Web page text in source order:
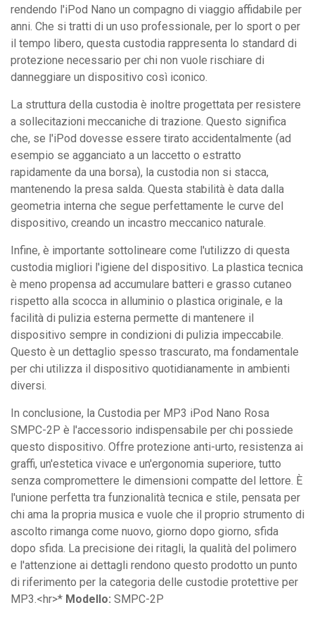
rendendo l'iPod Nano un compagno di viaggio affidabile per
anni. Che si tratti di un uso professionale, per lo sport o per
il tempo libero, questa custodia rappresenta lo standard di
protezione necessario per chi non vuole rischiare di
danneggiare un dispositivo così iconico.
La struttura della custodia è inoltre progettata per resistere
a sollecitazioni meccaniche di trazione. Questo significa
che, se l'iPod dovesse essere tirato accidentalmente (ad
esempio se agganciato a un laccetto o estratto
rapidamente da una borsa), la custodia non si stacca,
mantenendo la presa salda. Questa stabilità è data dalla
geometria interna che segue perfettamente le curve del
dispositivo, creando un incastro meccanico naturale.
Infine, è importante sottolineare come l'utilizzo di questa
custodia migliori l'igiene del dispositivo. La plastica tecnica
è meno propensa ad accumulare batteri e grasso cutaneo
rispetto alla scocca in alluminio o plastica originale, e la
facilità di pulizia esterna permette di mantenere il
dispositivo sempre in condizioni di pulizia impeccabile.
Questo è un dettaglio spesso trascurato, ma fondamentale
per chi utilizza il dispositivo quotidianamente in ambienti
diversi.
In conclusione, la Custodia per MP3 iPod Nano Rosa
SMPC-2P è l'accessorio indispensabile per chi possiede
questo dispositivo. Offre protezione anti-urto, resistenza ai
graffi, un'estetica vivace e un'ergonomia superiore, tutto
senza compromettere le dimensioni compatte del lettore. È
l'unione perfetta tra funzionalità tecnica e stile, pensata per
chi ama la propria musica e vuole che il proprio strumento di
ascolto rimanga come nuovo, giorno dopo giorno, sfida
dopo sfida. La precisione dei ritagli, la qualità del polimero
e l'attenzione ai dettagli rendono questo prodotto un punto
di riferimento per la categoria delle custodie protettive per
MP3.<hr>* Modello: SMPC-2P